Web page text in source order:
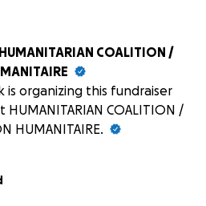
HUMANITARIAN COALITION /
is organizing this fundraiser
COALITION /
HUMANITAIRE.